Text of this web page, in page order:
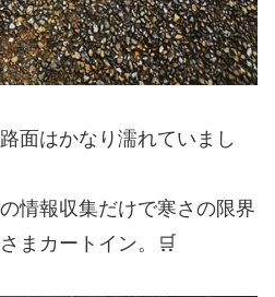
面はかなり濡れていまし
情報収集だけで寒さの限界
まカートイン。🛒